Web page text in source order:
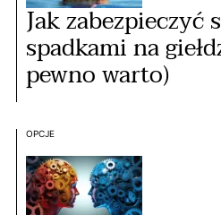
Jak zabezpieczyć
spadkami na
pewno warto)
OPCJE